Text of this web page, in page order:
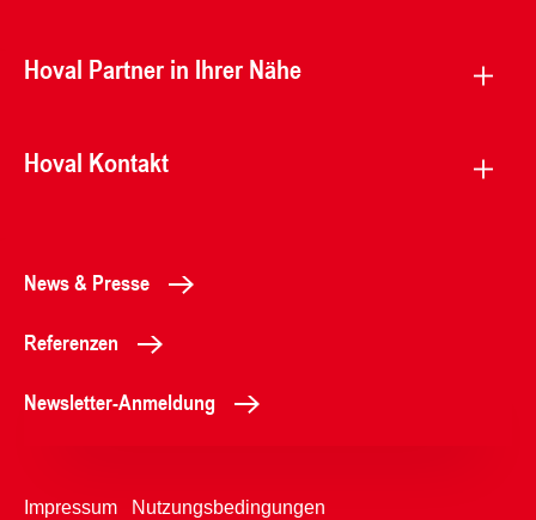
Hoval Partner in Ihrer Nähe
Hoval Kontakt
News & Presse
Referenzen
Newsletter-Anmeldung
Impressum Nutzungsbedingungen